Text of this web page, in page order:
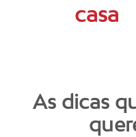
casa
As dicas